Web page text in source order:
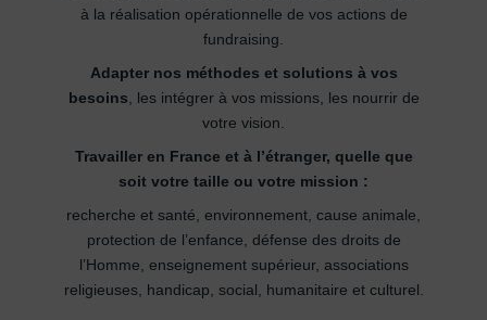
à la réalisation opérationnelle de vos actions de
fundraising.
Adapter nos méthodes et solutions à vos
besoins , les intégrer à vos missions, les nourrir de
votre vision.
Travailler en France et à l’étranger, quelle que
soit votre taille ou votre mission :
recherche et santé, environnement, cause animale,
protection de l’enfance, défense des droits de
l’Homme, enseignement supérieur, associations
religieuses, handicap, social, humanitaire et culturel.